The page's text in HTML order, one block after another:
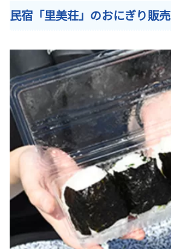
民宿「里美荘」のおにぎり販売